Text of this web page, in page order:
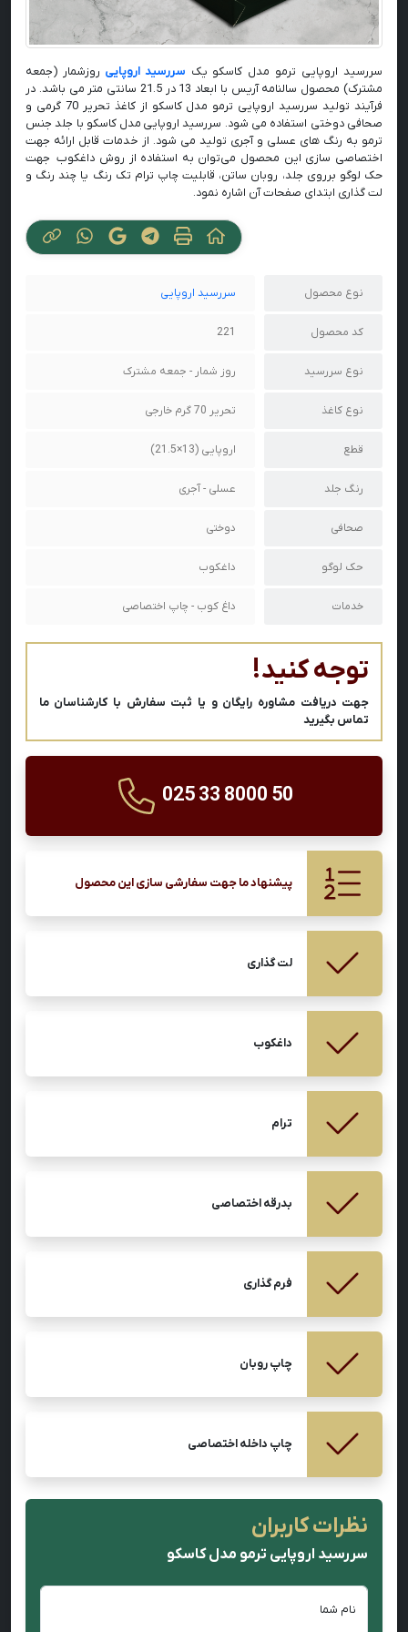
سررسید اروپایی ترمو مدل کاسکو یک سررسید اروپایی روزشمار (جمعه
مشترک) محصول سالنامه آریس با ابعاد 13 در 21.5 سانتی متر می باشد. در
فرآیند تولید سررسید اروپایی ترمو مدل کاسکو از کاغذ تحریر 70 گرمی و
صحافی دوختی استفاده می‌ شود. سررسید اروپایی مدل کاسکو با جلد جنس
ترمو به رنگ های عسلی و آجری تولید می شود. از خدمات قابل ارائه جهت
اختصاصی سازی این محصول می‌توان به استفاده از روش داغکوب جهت
حک لوگو برروی جلد، روبان ساتن، قابلیت چاپ ترام تک رنگ یا چند رنگ و
لت گذاری ابتدای صفحات آن اشاره نمود.
نوع محصول سررسید اروپایی
کد محصول 221
نوع سررسید روز شمار - جمعه مشترک
نوع کاغذ تحریر 70 گرم خارجی
قطع اروپایی (13×21.5)
رنگ جلد عسلی - آجری
صحافی دوختی
حک لوگو داغکوب
خدمات داغ کوب - چاپ اختصاصی
توجه کنید!
جهت دریافت مشاوره رایگان و یا ثبت سفارش با کارشناسان ما
تماس بگیرید
025 33 8000 50
پیشنهاد ما جهت سفارشی سازی این محصول
لت گذاری
داغکوب
ترام
بدرقه اختصاصی
فرم گذاری
چاپ روبان
چاپ داخله اختصاصی
نظرات کاربران
سررسید اروپایی ترمو مدل کاسکو
نام شما